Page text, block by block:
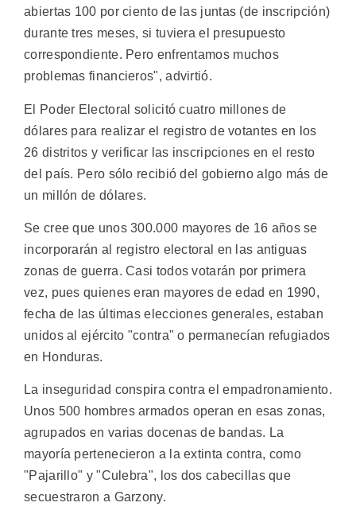
abiertas 100 por ciento de las juntas (de inscripción)
durante tres meses, si tuviera el presupuesto
correspondiente. Pero enfrentamos muchos
problemas financieros", advirtió.
El Poder Electoral solicitó cuatro millones de
dólares para realizar el registro de votantes en los
26 distritos y verificar las inscripciones en el resto
del país. Pero sólo recibió del gobierno algo más de
un millón de dólares.
Se cree que unos 300.000 mayores de 16 años se
incorporarán al registro electoral en las antiguas
zonas de guerra. Casi todos votarán por primera
vez, pues quienes eran mayores de edad en 1990,
fecha de las últimas elecciones generales, estaban
unidos al ejército "contra" o permanecían refugiados
en Honduras.
La inseguridad conspira contra el empadronamiento.
Unos 500 hombres armados operan en esas zonas,
agrupados en varias docenas de bandas. La
mayoría pertenecieron a la extinta contra, como
"Pajarillo" y "Culebra", los dos cabecillas que
secuestraron a Garzony.